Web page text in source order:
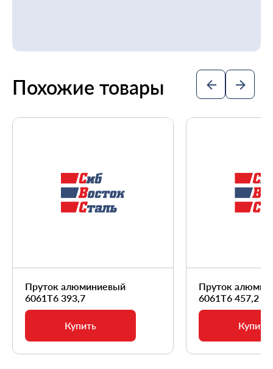
Похожие товары
Пруток алюминиевый
6061Т6 393,7
Купить
Пруток
6061Т6 457,2
Купить